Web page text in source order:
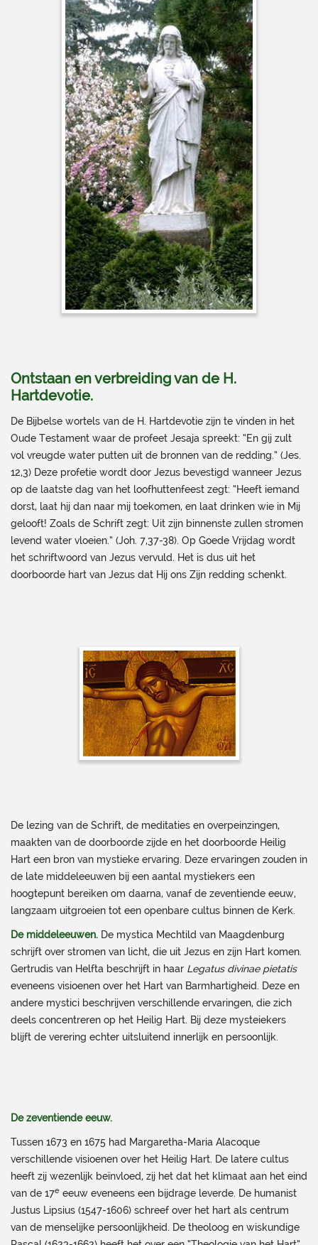
Ontstaan en verbreiding van de H.
Hartdevotie.
De Bijbelse wortels van de H. Hartdevotie zijn te vinden in het
Oude Testament waar de profeet Jesaja spreekt: “En gij zult
vol vreugde water putten uit de bronnen van de redding.” (Jes.
12,3) Deze profetie wordt door Jezus bevestigd wanneer Jezus
op de laatste dag van het loofhuttenfeest zegt: “Heeft iemand
dorst, laat hij dan naar mij toekomen, en laat drinken wie in Mij
gelooft! Zoals de Schrift zegt: Uit zijn binnenste zullen stromen
levend water vloeien.” (Joh. 7,37-38). Op Goede Vrijdag wordt
het schriftwoord van Jezus vervuld. Het is dus uit het
doorboorde hart van Jezus dat Hij ons Zijn redding schenkt.
De lezing van de Schrift, de meditaties en overpeinzingen,
maakten van de doorboorde zijde en het doorboorde Heilig
Hart een bron van mystieke ervaring. Deze ervaringen zouden in
de late middeleeuwen bij een aantal mystiekers een
hoogtepunt bereiken om daarna, vanaf de zeventiende eeuw,
langzaam uitgroeien tot een openbare cultus binnen de Kerk.
De middeleeuwen. De mystica Mechtild van Maagdenburg
schrijft over stromen van licht, die uit Jezus en zijn Hart komen.
Gertrudis van Helfta beschrijft in haar Legatus divinae pietatis
eveneens visioenen over het Hart van Barmhartigheid. Deze en
andere mystici beschrijven verschillende ervaringen, die zich
deels concentreren op het Heilig Hart. Bij deze mysteiekers
blijft de verering echter uitsluitend innerlijk en persoonlijk.
De zeventiende eeuw.
Tussen 1673 en 1675 had Margaretha-Maria Alacoque
verschillende visioenen over het Heilig Hart. De latere cultus
heeft zij wezenlijk beïnvloed, zij het dat het klimaat aan het eind
van de 17e eeuw eveneens een bijdrage leverde. De humanist
Justus Lipsius (1547-1606) schreef over het hart als centrum
van de menselijke persoonlijkheid. De theoloog en wiskundige